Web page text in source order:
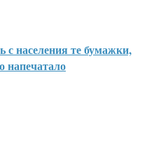
с населения те бумажки,
напечатало